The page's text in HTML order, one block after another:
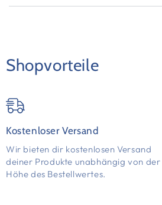
Shopvorteile
Kostenloser Versand
Wir bieten dir kostenlosen Versand
deiner Produkte unabhängig von der
Höhe des Bestellwertes.